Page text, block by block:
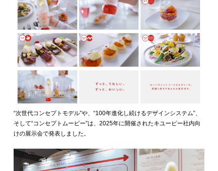
“次世代コンセプトモデル”や、“100年進化し続けるデザインシステム”、
そして“コンセプトムービー”は、2025年に開催されたキユーピー社内向
けの展示会で発表しました。